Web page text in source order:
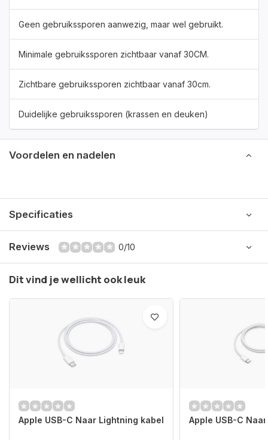
Geen gebruikssporen aanwezig, maar wel gebruikt.
Minimale gebruikssporen zichtbaar vanaf 30CM.
Zichtbare gebruikssporen zichtbaar vanaf 30cm.
Duidelijke gebruikssporen (krassen en deuken)
Voordelen en nadelen
Specificaties
Reviews 0/10
Dit vind je wellicht ook leuk
Apple USB-C Naar Lightning kabel Apple USB-C